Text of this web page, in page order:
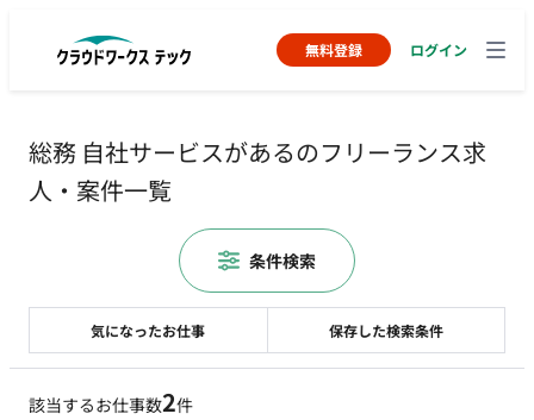
無料登録 ログイン
総務 自社サービスがあるのフリーランス求
人・案件一覧
該当するお仕事数2件
気になったお仕事 保存した検索条件
条件検索